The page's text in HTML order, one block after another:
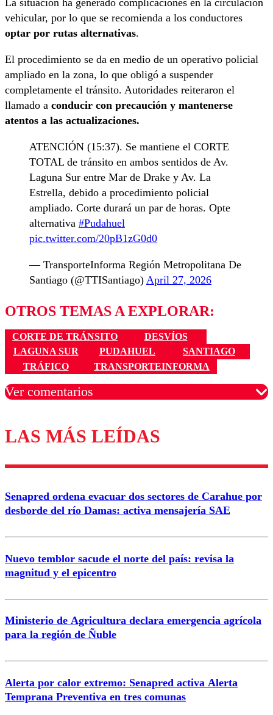
vehicular, por lo que se recomienda a los conductores
optar por rutas alternativas.
El procedimiento se da en medio de un operativo policial
ampliado en la zona, lo que obligó a suspender
completamente el tránsito. Autoridades reiteraron el
llamado a conducir con precaución y mantenerse
atentos a las actualizaciones.
ATENCIÓN (15:37). Se mantiene el CORTE
TOTAL de tránsito en ambos sentidos de Av.
Laguna Sur entre Mar de Drake y Av. La
Estrella, debido a procedimiento policial
ampliado. Corte durará un par de horas. Opte
alternativa #Pudahuel
pic.twitter.com/20pB1zG0d0
— TransporteInforma Región Metropolitana De
Santiago (@TTISantiago) April 27, 2026
OTROS TEMAS A EXPLORAR:
CORTE DE TRÁNSITO
DESVÍOS
LAGUNA SUR
PUDAHUEL
SANTIAGO
TRÁFICO
TRANSPORTEINFORMA
Ver comentarios
Los comentarios son moderados para garantizar un
diálogo respetuoso.
Correo
LAS MÁS LEÍDAS
Senapred ordena evacuar dos sectores de Carahue por
desborde del río Damas: activa mensajería SAE
Nuevo temblor sacude el norte del país: revisa la
magnitud y el epicentro
Ministerio de Agricultura declara emergencia agrícola
para la región de Ñuble
Alerta por calor extremo: Senapred activa Alerta
Temprana Preventiva en tres comunas